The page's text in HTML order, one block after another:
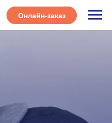
Онлайн-заказ